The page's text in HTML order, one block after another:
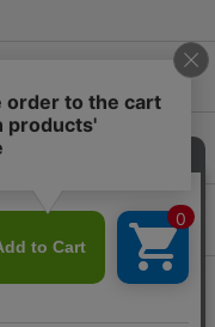
！
認可能！